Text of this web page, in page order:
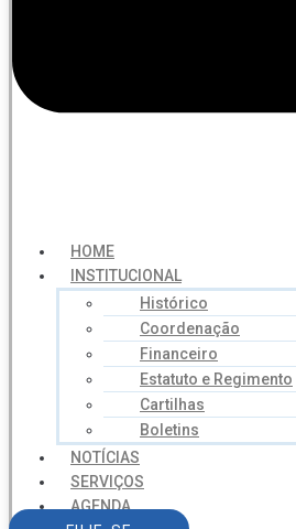
HOME
INSTITUCIONAL
Histórico
Coordenação
Financeiro
Estatuto e Regimento
Cartilhas
Boletins
NOTÍCIAS
SERVIÇOS
AGENDA